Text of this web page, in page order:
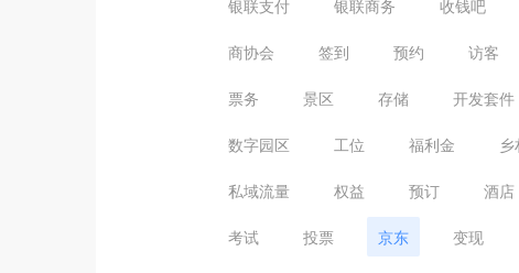
银联支付 银联商务 收钱吧
商协会 签到 预约 访客
票务 景区 存储 开发套件
数字园区 工位 福利金
私域流量 权益 预订 酒店
考试 投票 京东 变现